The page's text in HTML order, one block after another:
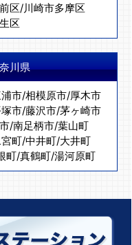
区/川崎市多摩区
区
川県
市/相模原市/厚木市
市/藤沢市/茅ヶ崎市
/南足柄市/葉山町
町/中井町/大井町
町/真鶴町/湯河原町